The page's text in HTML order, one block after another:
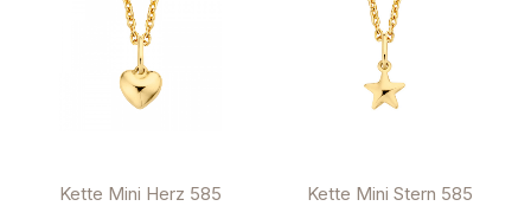
Kette Mini Herz 585
Kette Mini Stern 585